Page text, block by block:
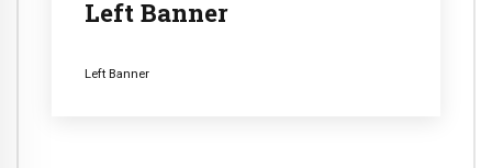
Left Banner
Left Banner